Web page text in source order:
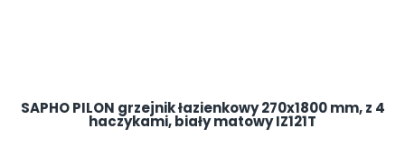
SAPHO PILON grzejnik łazienkowy 270x1800 mm, z 4
haczykami, biały matowy IZ121T